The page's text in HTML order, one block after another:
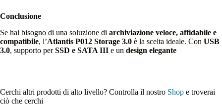
Conclusione
Se hai bisogno di una soluzione di archiviazione veloce, affidabile e
compatibile, l’Atlantis P012 Storage 3.0 è la scelta ideale. Con USB
3.0, supporto perSSD e SATA III e un design elegante
Cerchi altri prodotti di alto livello? Controlla il nostro Shop e troverai
ciò che cerchi